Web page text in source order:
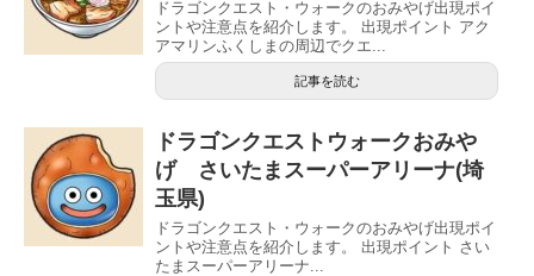
ドラゴンクエスト・ウォークのおみやげ出現ポイ
ントや注意点を紹介します。 出現ポイント アク
アマリンふくしまの周辺でクエ...
記事を読む
ドラゴンクエストウォークおみや
げ さいたまスーパーアリーナ(埼
玉県)
ドラゴンクエスト・ウォークのおみやげ出現ポイ
ントや注意点を紹介します。 出現ポイント さい
たまスーパーアリーナ...